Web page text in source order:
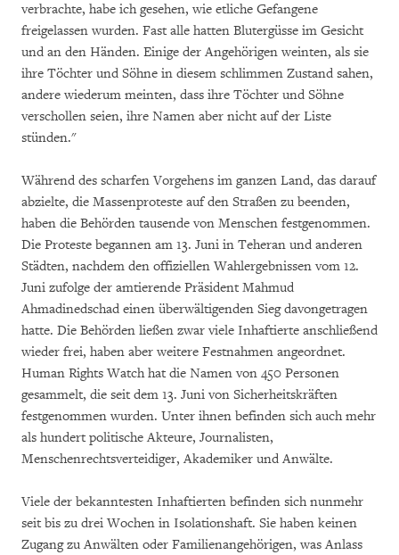
verbrachte, habe ich gesehen, wie etliche Gefangene
freigelassen wurden. Fast alle hatten Blutergüsse im Gesicht
und an den Händen. Einige der Angehörigen weinten, als sie
ihre Töchter und Söhne in diesem schlimmen Zustand sahen,
andere wiederum meinten, dass ihre Töchter und Söhne
verschollen seien, ihre Namen aber nicht auf der Liste
stünden."
Während des scharfen Vorgehens im ganzen Land, das darauf
abzielte, die Massenproteste auf den Straßen zu beenden,
haben die Behörden tausende von Menschen festgenommen.
Die Proteste begannen am 13. Juni in Teheran und anderen
Städten, nachdem den offiziellen Wahlergebnissen vom 12.
Juni zufolge der amtierende Präsident Mahmud
Ahmadinedschad einen überwältigenden Sieg davongetragen
hatte. Die Behörden ließen zwar viele Inhaftierte anschließend
wieder frei, haben aber weitere Festnahmen angeordnet.
Human Rights Watch hat die Namen von 450 Personen
gesammelt, die seit dem 13. Juni von Sicherheitskräften
festgenommen wurden. Unter ihnen befinden sich auch mehr
als hundert politische Akteure, Journalisten,
Menschenrechtsverteidiger, Akademiker und Anwälte.
Viele der bekanntesten Inhaftierten befinden sich nunmehr
seit bis zu drei Wochen in Isolationshaft. Sie haben keinen
Zugang zu Anwälten oder Familienangehörigen, was Anlass